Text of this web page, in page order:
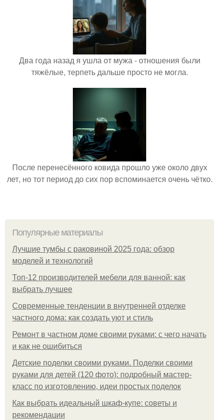
Два года назад я ушла от мужа - отношения были
тяжёлые, терпеть дальше просто не могла.
После перенесённого ковида прошло уже около двух
лет, но тот период до сих пор вспоминается очень чётко.
Популярные материалы
Лучшие тумбы с раковиной 2025 года: обзор
моделей и технологий
Топ-12 производителей мебели для ванной: как
выбрать лучшее
Современные тенденции в внутренней отделке
частного дома: как создать уют и стиль
Ремонт в частном доме своими руками: с чего начать
и как не ошибиться
Детские поделки своими руками. Поделки своими
руками для детей (120 фото): подробный мастер-
класс по изготовлению, идеи простых поделок
Как выбрать идеальный шкаф-купе: советы и
рекомендации